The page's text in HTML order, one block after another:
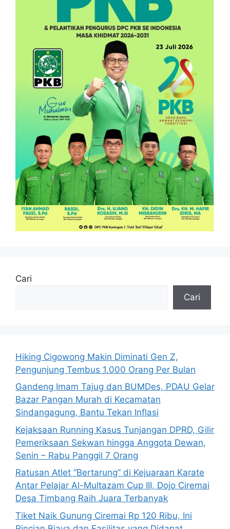
Cari
Cari
Hiking Cigowong Makin Diminati Gen Z,
Pengunjung Tembus 1.000 Orang Per Bulan
Gandeng Imam Tajug dan BUMDes, PDAU Gelar
Bazar Pangan Murah di Kecamatan
Sindangagung, Bantu Tekan Inflasi
Kejaksaan Running Kasus Tunjangan DPRD, Gilir
Pemeriksaan Sekwan hingga Anggota Dewan,
Senin – Rabu Panggil 7 Orang
Ratusan Atlet “Bertarung” di Kejuaraan Karate
Antar Pelajar Al-Multazam Cup III, Dojo Ciremai
Desa Timbang Raih Juara Terbanyak
Tiket Naik Gunung Ciremai Rp 120 Ribu, Ini